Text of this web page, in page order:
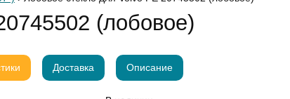
(лобовое)
Доставка Описание